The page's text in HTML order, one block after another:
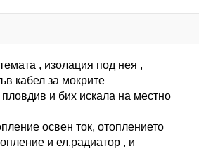
, изолация под нея ,
кабел за мокрите
и бих искала на местно
освен ток, отоплението
и ел.радиатор , и